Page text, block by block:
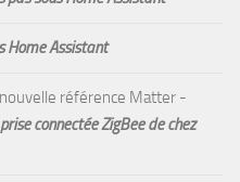
Home Assistant
référence Matter -
connectée ZigBee de chez